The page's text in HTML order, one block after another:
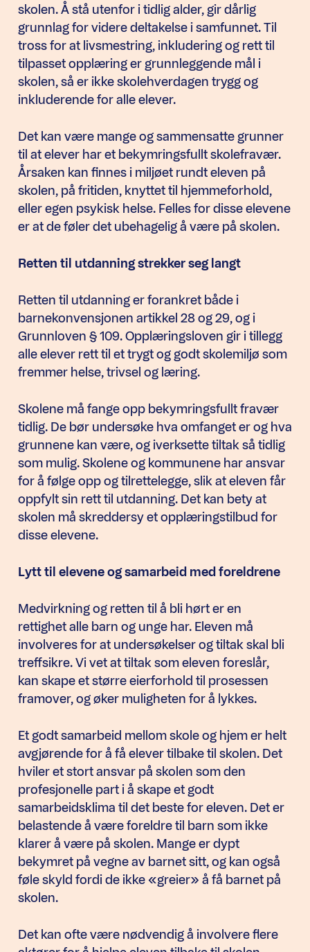
skolen. Å stå utenfor i tidlig alder, gir dårlig
grunnlag for videre deltakelse i samfunnet. Til
tross for at livsmestring, inkludering og rett til
tilpasset opplæring er grunnleggende mål i
skolen, så er ikke skolehverdagen trygg og
inkluderende for alle elever.
Det kan være mange og sammensatte grunner
til at elever har et bekymringsfullt skolefravær.
Årsaken kan finnes i miljøet rundt eleven på
skolen, på fritiden, knyttet til hjemmeforhold,
eller egen psykisk helse. Felles for disse elevene
er at de føler det ubehagelig å være på skolen.
Retten til utdanning strekker seg langt
Retten til utdanning er forankret både i
barnekonvensjonen artikkel 28 og 29, og i
Grunnloven § 109. Opplæringsloven gir i tillegg
alle elever rett til et trygt og godt skolemiljø som
fremmer helse, trivsel og læring.
Skolene må fange opp bekymringsfullt fravær
tidlig. De bør undersøke hva omfanget er og hva
grunnene kan være, og iverksette tiltak så tidlig
som mulig. Skolene og kommunene har ansvar
for å følge opp og tilrettelegge, slik at eleven får
oppfylt sin rett til utdanning. Det kan bety at
skolen må skreddersy et opplæringstilbud for
disse elevene.
Lytt til elevene og samarbeid med foreldrene
Medvirkning og retten til å bli hørt er en
rettighet alle barn og unge har. Eleven må
involveres for at undersøkelser og tiltak skal bli
treffsikre. Vi vet at tiltak som eleven foreslår,
kan skape et større eierforhold til prosessen
framover, og øker muligheten for å lykkes.
Et godt samarbeid mellom skole og hjem er helt
avgjørende for å få elever tilbake til skolen. Det
hviler et stort ansvar på skolen som den
profesjonelle part i å skape et godt
samarbeidsklima til det beste for eleven. Det er
belastende å være foreldre til barn som ikke
klarer å være på skolen. Mange er dypt
bekymret på vegne av barnet sitt, og kan også
føle skyld fordi de ikke «greier» å få barnet på
skolen.
Det kan ofte være nødvendig å involvere flere